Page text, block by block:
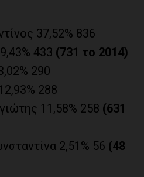
37,52% 836
433 (731 το 2014)
290
288
11,58% 258 (631
2,51% 56 (48